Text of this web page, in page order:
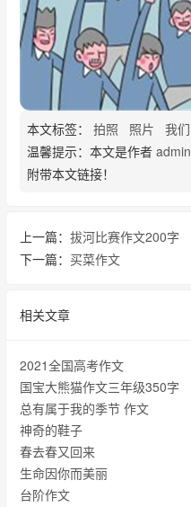
本文标签： 拍照 照片 我们
温馨提示：本文是作者 admin
附带本文链接！
上一篇： 拔河比赛作文200字
下一篇： 买菜作文
相关文章
2021全国高考作文
国宝大熊猫作文三年级350字
总有属于我的季节 作文
神奇的鞋子
春去春又回来
生命因你而美丽
台阶作文